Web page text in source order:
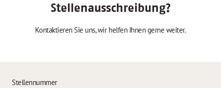
Stellenausschreibung?
Kontaktieren Sie uns, wir helfen Ihnen gerne weiter.
Stellennummer